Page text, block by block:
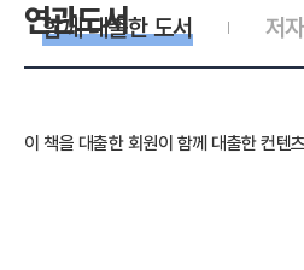
연관도서 저
함께 대출한 도서
이 책을 대출한 회원이 함께 대출한 컨텐